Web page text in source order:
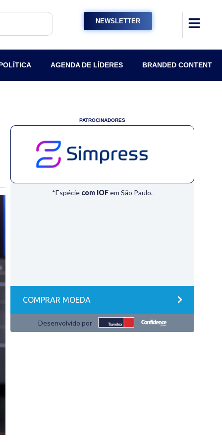
NEWSLETTER
AGENDA DE LÍDERES BRANDED CONTENT
PATROCINADORES